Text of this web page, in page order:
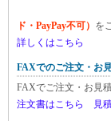
ド・PayPay不可） を
詳しくはこちら
FAXでのご注文・お
FAXでご注文・お見
注文書はこちら
見